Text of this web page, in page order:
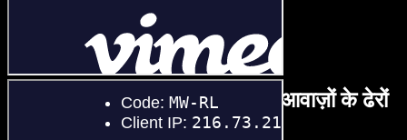
हर तरह के लहजों में पुरुष व महिला आवाज़ों के ढेरों
विकल्प